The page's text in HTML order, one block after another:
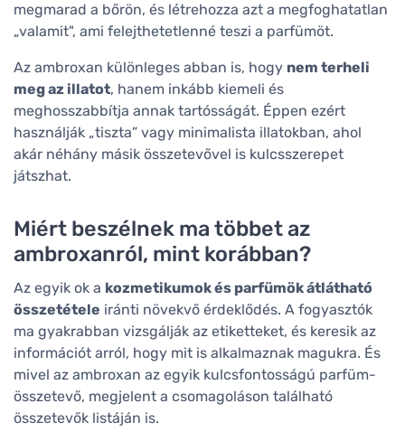
megmarad a bőrön, és létrehozza azt a megfoghatatlan
„valamit", ami felejthetetlenné teszi a parfümöt.
Az ambroxan különleges abban is, hogy nem terheli
meg az illatot, hanem inkább kiemeli és
meghosszabbítja annak tartósságát. Éppen ezért
használják „tiszta” vagy minimalista illatokban, ahol
akár néhány másik összetevővel is kulcsszerepet
játszhat.
Miért beszélnek ma többet az
ambroxanról, mint korábban?
Az egyik ok a kozmetikumok és parfümök átlátható
összetétele iránti növekvő érdeklődés. A fogyasztók
ma gyakrabban vizsgálják az etiketteket, és keresik az
információt arról, hogy mit is alkalmaznak magukra. És
mivel az ambroxan az egyik kulcsfontosságú parfüm-
összetevő, megjelent a csomagoláson található
összetevők listáján is.